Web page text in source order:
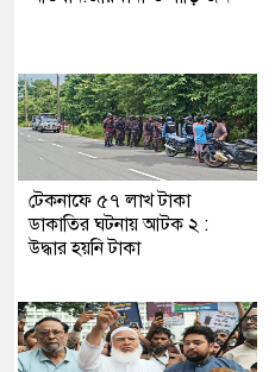
টেকনাফে ৫৭ লাখ টাকা
ডাকাতির ঘটনায় আটক ২ :
উদ্ধার হয়নি টাকা